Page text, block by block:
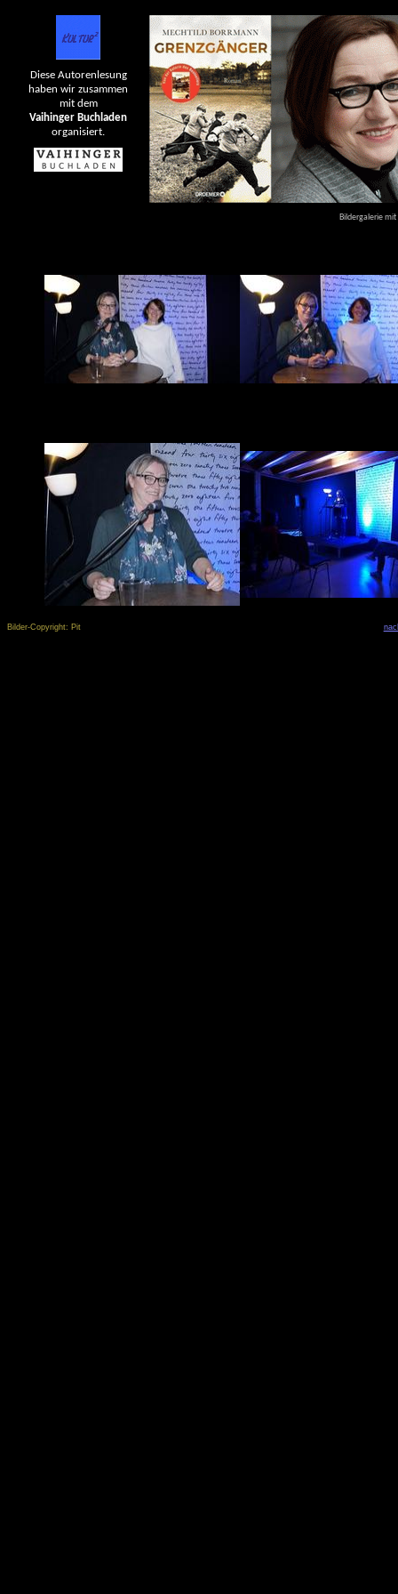
Diese Autorenlesung
haben wir zusammen
mit dem
Vaihinger Buchladen
organisiert.
Bildergalerie
Bilder-Copyright: Pit